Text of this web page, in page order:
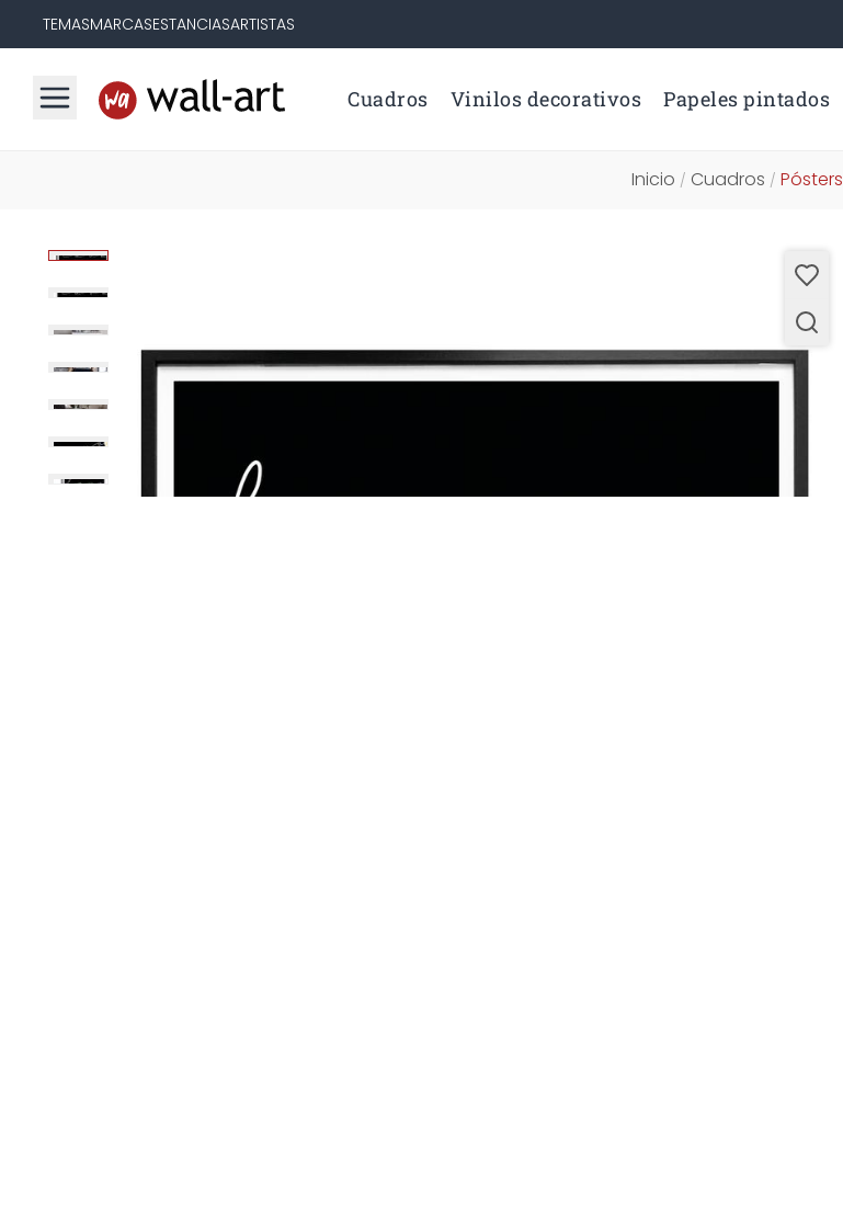
TEMASMARCASESTANCIASARTISTAS
Cuadros Vinilos decorativos Papeles pintados
Inicio / Cuadros / Pósters